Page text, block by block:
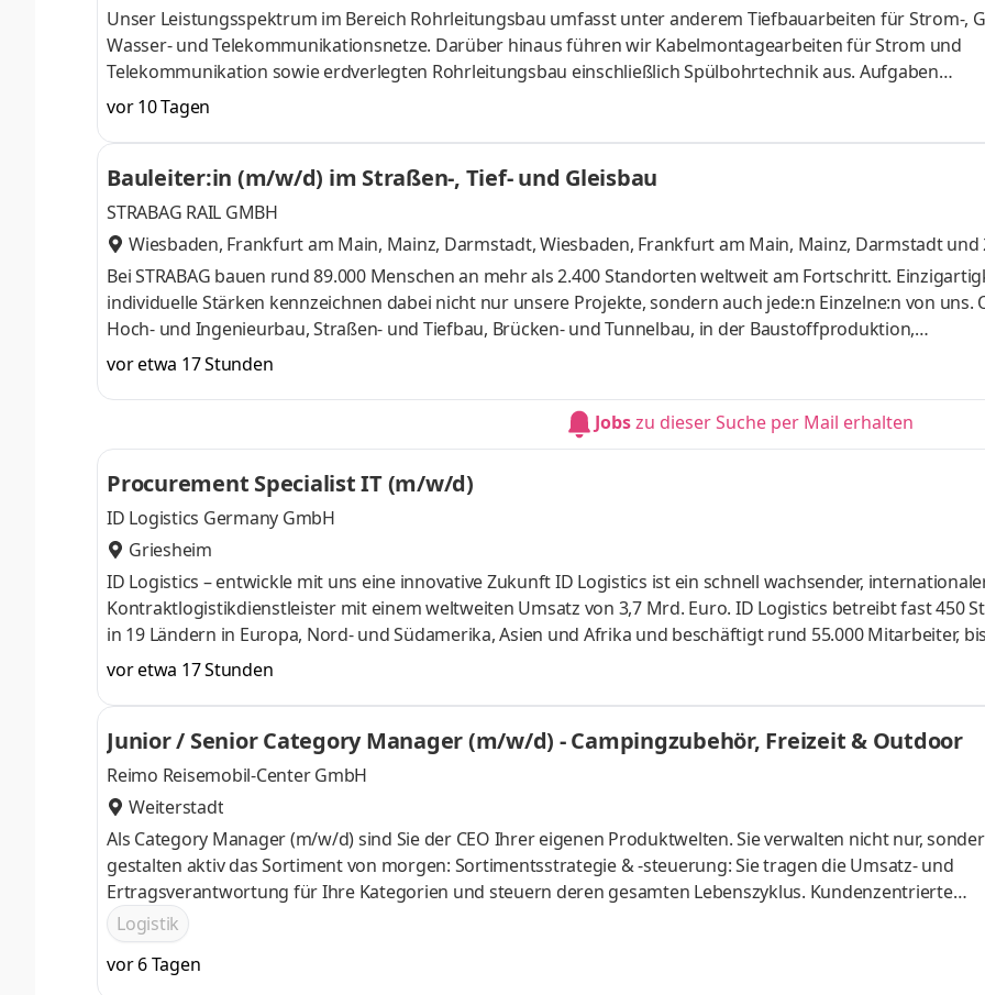
Unser Leistungsspektrum im Bereich Rohrleitungsbau umfasst unter anderem Tiefbauarbeiten für Strom-,
Wasser- und Telekommunikationsnetze. Darüber hinaus führen wir Kabelmontagearbeiten für Strom und
Telekommunikation sowie erdverlegten Rohrleitungsbau einschließlich Spülbohrtechnik aus. Aufgaben
Selbstständige Kalkulation von TiefbauarbeitenMitwirkung bei AkquisitionstätigkeitenTermingerechte und
vollständige Erstellung der AngebotsbearbeitungErstellung von Aufmaßen und Rechnungen durch
von Bauleitung, Einkauf, Arbeitsvorbereitung und AbrechnungErstellung und Pflege der Stammdaten für
und AngebotskalkulationProfil Abgeschlossenes Studium im Bauingenieurwesen,
vor 10 Tagen
Bauleiter:in (m/w/d) im Straßen-, Tief- und Gleisbau
STRABAG RAIL GMBH
Wiesbaden, Frankfurt am Main, Mainz, Darmstadt,Wiesbaden, Frankfurt am Main, Mainz, Darmstadtund
Bei STRABAG bauen rund 89.000 Menschen an mehr als 2.400 Standorten weltweit am Fortschritt.
individuelle Stärken kennzeichnen dabei nicht nur unsere Projekte, sondern auch jede:n Einzelne:n von uns.
Hoch- und Ingenieurbau, Straßen- und Tiefbau, Brücken- und Tunnelbau, in der Baustoffproduktion,
Projektentwicklung oder im Gebäudemanagement – wir denken Bauen weiter, um der innovativste und
dessen, was uns als Unternehmen ausmacht und wie wir arbeiten. Gemeinsam setzen wir Vorhaben
vor etwa 17 Stunden
Jobszu dieser Suche per Mail erhalten
Procurement Specialist IT (m/w/d)
ID Logistics Germany GmbH
Griesheim
ID Logistics – entwickle mit uns eine innovative Zukunft ID Logistics ist ein schnell wachsender,
Kontraktlogistikdienstleister mit einem weltweiten Umsatz von 3,7 Mrd. Euro. ID Logistics betreibt fast 450
in 19 Ländern in Europa, Nord- und Südamerika, Asien und Afrika und beschäftigt rund 55.000 Mitarbeiter,
4.800 davon in Deutschland. Mit einem ausgewogenen Kundenportfolio aus Handel, Industrie, Detail-
und innovative Logistiklösungen. Wir setzen auf Nachhaltigkeit in unserem Handeln, Chancengerechtigkeit
Teamwork. Du bist ein Verhandlungstalent
vor etwa 17 Stunden
Junior / Senior Category Manager (m/w/d) - Campingzubehör, Freizeit & Outdoor
Reimo Reisemobil-Center GmbH
Weiterstadt
Als Category Manager (m/w/d) sind Sie der CEO Ihrer eigenen Produktwelten. Sie verwalten nicht nur,
gestalten aktiv das Sortiment von morgen: Sortimentsstrategie & -steuerung: Sie tragen die Umsatz- und
Ertragsverantwortung für Ihre Kategorien und steuern deren gesamten Lebenszyklus. Kundenzentrierte
Sortimentsgestaltung: In enger Abstimmung mit dem Vertrieb stellen Sie ein marktgerechtes, begeisterndes
Produktportfolio zusammen. Trendscouting & Innovation: Sie haben das Ohr am Markt, analysieren
sowie Kundenbedürfnisse und spüren die Camping-Trends von morgen auf.
Logistik
vor 6 Tagen